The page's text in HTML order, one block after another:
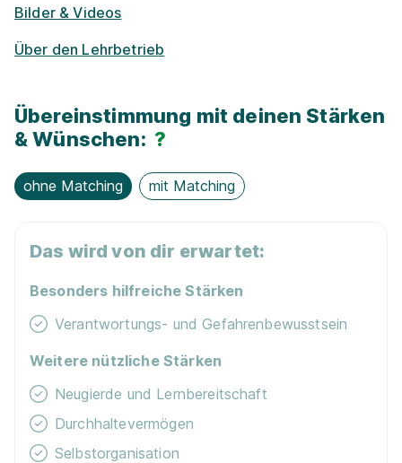
Zu­satz­qua­li­fi­ka­tio­nen
Exkur­sionen
Bilder & Videos
Über den Lehrbetrieb
Übereinstimmung mit deinen Stärken
& Wünschen: ?
ohne Matching mit Matching
Das wird von dir erwartet:
Besonders hilfreiche Stärken
Verantwortungs- und Gefahrenbewusstsein
Weitere nützliche Stärken
Neugierde und Lernbereitschaft
Durchhaltevermögen
Selbstorganisation